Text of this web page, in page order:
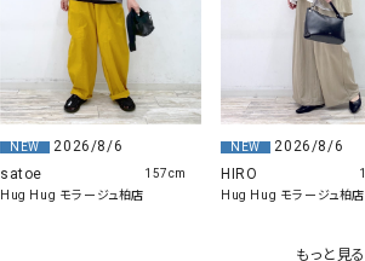
NEW
2026/8/6
satoe
Hug Hug モラージュ柏店
157cm
NEW
2026/8/6
HIRO
Hug Hug モラージュ柏店
もっと見る